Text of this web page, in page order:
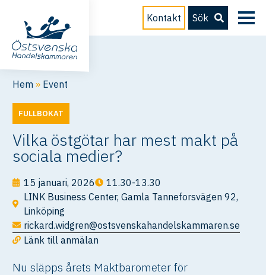
Kontakt Sök
Hem » Event
FULLBOKAT
Vilka östgötar har mest makt på
sociala medier?
15 januari, 2026
11.30-13.30
LINK Business Center, Gamla Tanneforsvägen 92,
Linköping
rickard.widgren@ostsvenskahandelskammaren.se
Länk till anmälan
Nu släpps årets Maktbarometer för